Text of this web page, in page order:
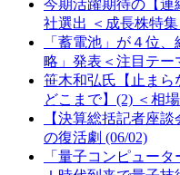
今期活躍期待の【連
社選出 ＜成長株特集
「蓄電池」が４位
略」発表＜注目テー
笹木和弘氏【止ま
どこまで】(2) ＜相
【決算総括記者座
の復活劇 (06/02)
「量子コンピュー